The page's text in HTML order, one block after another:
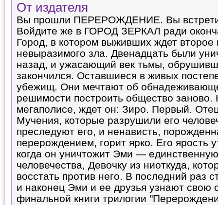
От издателя
Вы прошли ПЕРЕРОЖДЕНИЕ. Вы
Войдите же в ГОРОД ЗЕРКАЛ ради
Город, в котором выживших ждет второе
невыразимого зла. Двенадцать были
назад, и ужасающий век тьмы,
закончился. Оставшиеся в живых
убежищ. Они мечтают об
решимости построить общество
мегаполисе, ждет он: Зиро. Первый.
Мучения, которые разрушили его
преследуют его, и ненависть,
перерождением, горит ярко. Его ярость
когда он уничтожит Эми —
человечества, Девочку из ниоткуда,
восстать против него. В последний раз
и наконец Эми и ее друзья узнают свою
финальной книги трилогии